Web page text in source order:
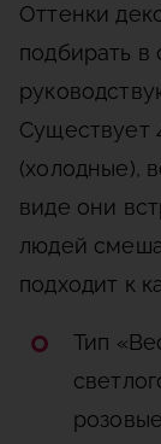
Оттенки
подбирать в
Существует
(холодные),
виде они
людей
подходит к
Тип